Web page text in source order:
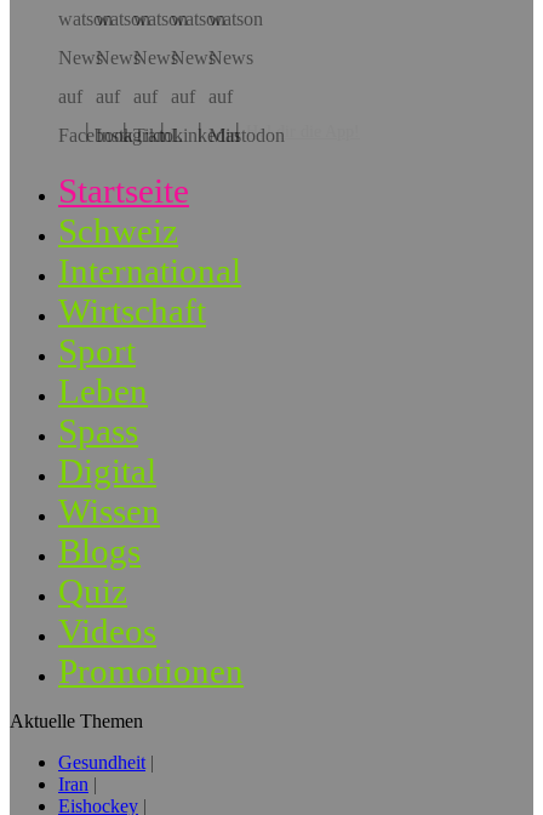
Hol dir die App!
Startseite
Schweiz
International
Wirtschaft
Sport
Leben
Spass
Digital
Wissen
Blogs
Quiz
Videos
Promotionen
Aktuelle Themen
Gesundheit
Iran
Eishockey